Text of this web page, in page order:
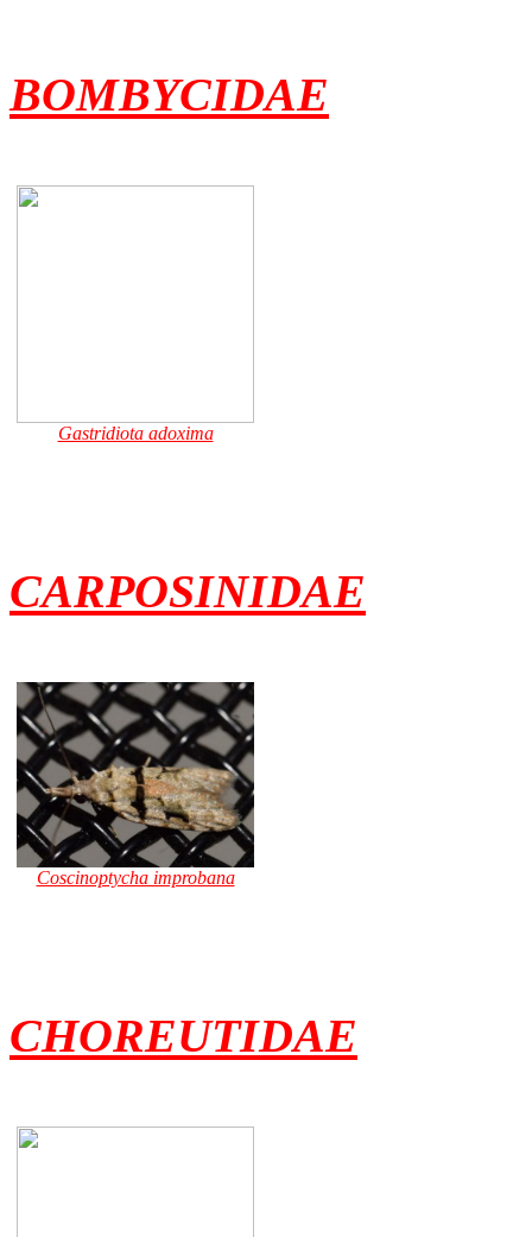
BOMBYCIDAE
Gastridiota adoxima
CARPOSINIDAE
Coscinoptycha improbana
CHOREUTIDAE